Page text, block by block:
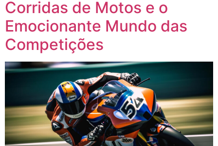
Corridas de Motos e o
Emocionante Mundo das
Competições